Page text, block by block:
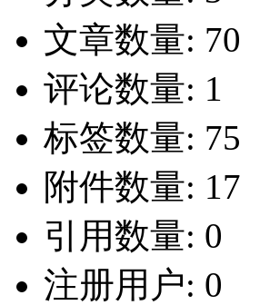
文章数量: 70
评论数量: 1
标签数量: 75
附件数量: 17
引用数量: 0
注册用户: 0